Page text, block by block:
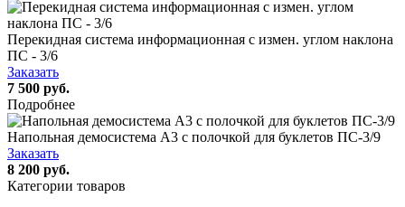
Перекидная система информационная с измен. углом наклона
ПС - 3/6
Заказать
7 500 руб.
Подробнее
Напольная демосистема А3 с полочкой для буклетов ПС-3/9
Заказать
8 200 руб.
Категории товаров